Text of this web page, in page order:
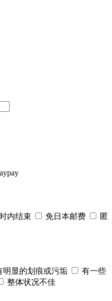
内结束 免日本邮费
匿
明显的划痕或污垢
有一些
整体状况不佳